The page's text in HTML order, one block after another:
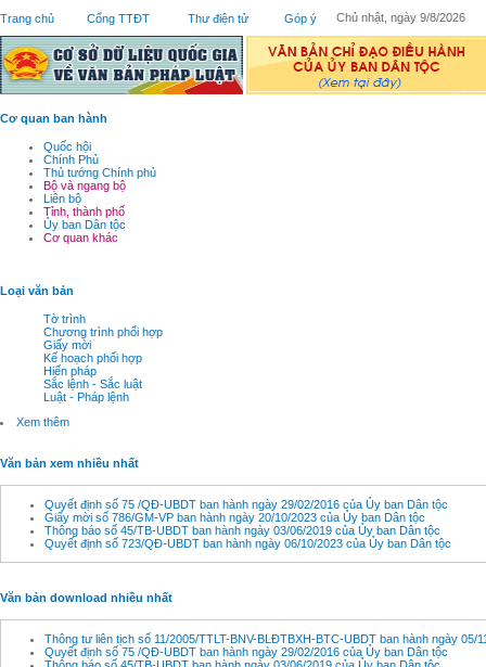
Trang chủ Cổng TTĐT Thư điện tử Góp ý Chủ nhật, ngày 9/8/2026
Cơ quan ban hành
Quốc hội
Chính Phủ
Thủ tướng Chính phủ
Bộ và ngang bộ
Liên bộ
Tỉnh, thành phố
Ủy ban Dân tộc
Cơ quan khác
Loại văn bản
Tờ trình
Chương trình phối hợp
Giấy mời
Kế hoạch phối hợp
Hiến pháp
Sắc lệnh - Sắc luật
Luật - Pháp lệnh
Xem thêm
Văn bản xem nhiều nhất
Quyết định số 75 /QĐ-UBDT ban hành ngày 29/02/2016 của Ủy ban Dân tộc
Giấy mời số 786/GM-VP ban hành ngày 20/10/2023 của Ủy ban Dân tộc
Thông báo số 45/TB-UBDT ban hành ngày 03/06/2019 của Ủy ban Dân tộc
Quyết định số 723/QĐ-UBDT ban hành ngày 06/10/2023 của Ủy ban Dân tộc
Văn bản download nhiều nhất
Thông tư liên tịch số 11/2005/TTLT-BNV-BLĐTBXH-BTC-UBDT ban hành ngày 05/
Quyết định số 75 /QĐ-UBDT ban hành ngày 29/02/2016 của Ủy ban Dân tộc